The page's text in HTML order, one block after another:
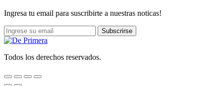
Ingresa tu email para suscribirte a nuestras noticas!
Subscrirse
Todos los derechos reservados.